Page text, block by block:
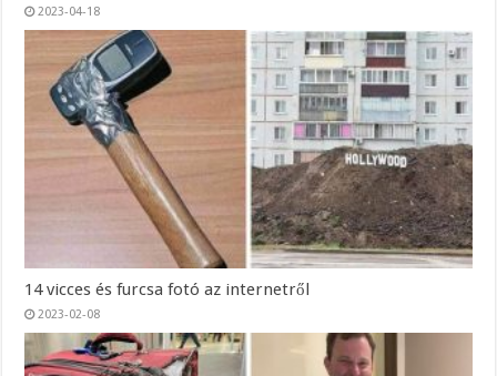
2023-04-18
14 vicces és furcsa fotó az internetről
2023-02-08